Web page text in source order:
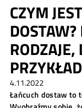
CZYM
RODZAJE,
PRZYKŁAD
4.11.2022
Łańcuch dostaw to